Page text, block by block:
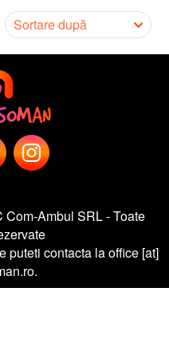
Sortare după
Ambul SRL - Toate
puteti contacta la office [at]